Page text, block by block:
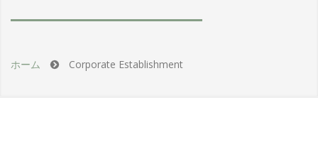
ホーム Corporate Establishment